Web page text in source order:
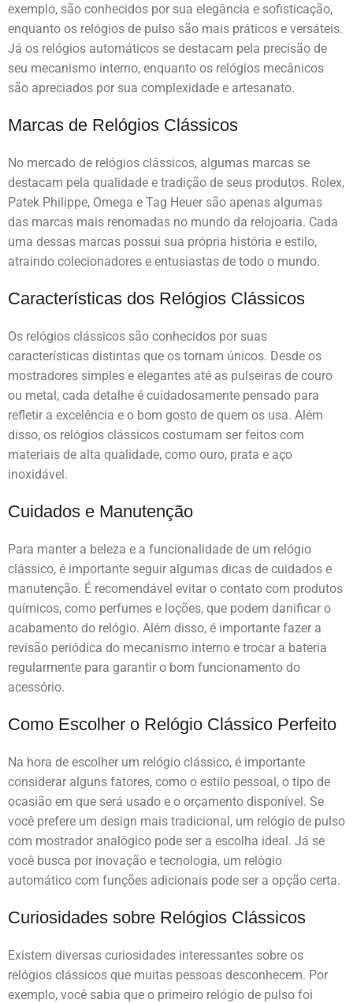
exemplo, são conhecidos por sua elegância e sofisticação,
enquanto os relógios de pulso são mais práticos e versáteis.
Já os relógios automáticos se destacam pela precisão de
seu mecanismo interno, enquanto os relógios mecânicos
são apreciados por sua complexidade e artesanato.
Marcas de Relógios Clássicos
No mercado de relógios clássicos, algumas marcas se
destacam pela qualidade e tradição de seus produtos. Rolex,
Patek Philippe, Omega e Tag Heuer são apenas algumas
das marcas mais renomadas no mundo da relojoaria. Cada
uma dessas marcas possui sua própria história e estilo,
atraindo colecionadores e entusiastas de todo o mundo.
Características dos Relógios Clássicos
Os relógios clássicos são conhecidos por suas
características distintas que os tornam únicos. Desde os
mostradores simples e elegantes até as pulseiras de couro
ou metal, cada detalhe é cuidadosamente pensado para
refletir a excelência e o bom gosto de quem os usa. Além
disso, os relógios clássicos costumam ser feitos com
materiais de alta qualidade, como ouro, prata e aço
inoxidável.
Cuidados e Manutenção
Para manter a beleza e a funcionalidade de um relógio
clássico, é importante seguir algumas dicas de cuidados e
manutenção. É recomendável evitar o contato com produtos
químicos, como perfumes e loções, que podem danificar o
acabamento do relógio. Além disso, é importante fazer a
revisão periódica do mecanismo interno e trocar a bateria
regularmente para garantir o bom funcionamento do
acessório.
Como Escolher o Relógio Clássico Perfeito
Na hora de escolher um relógio clássico, é importante
considerar alguns fatores, como o estilo pessoal, o tipo de
ocasião em que será usado e o orçamento disponível. Se
você prefere um design mais tradicional, um relógio de pulso
com mostrador analógico pode ser a escolha ideal. Já se
você busca por inovação e tecnologia, um relógio
automático com funções adicionais pode ser a opção certa.
Curiosidades sobre Relógios Clássicos
Existem diversas curiosidades interessantes sobre os
relógios clássicos que muitas pessoas desconhecem. Por
exemplo, você sabia que o primeiro relógio de pulso foi